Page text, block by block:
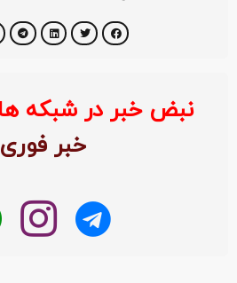
نبض خبر در شبکه
خبر فوری